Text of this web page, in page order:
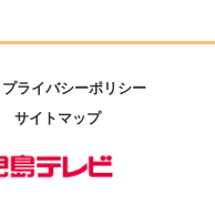
プライバシーポリシー
サイトマップ